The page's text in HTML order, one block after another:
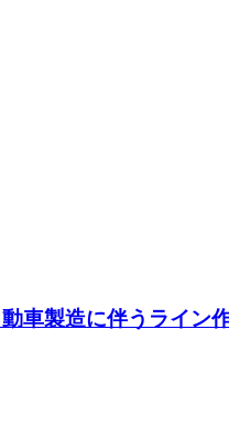
車製造に伴うライ